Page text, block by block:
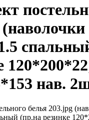
нав.
белья 203.jpg
(пр.на резинке